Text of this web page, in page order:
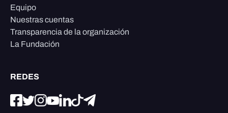
Equipo
Nuestras cuentas
Transparencia de la organización
La Fundación
REDES